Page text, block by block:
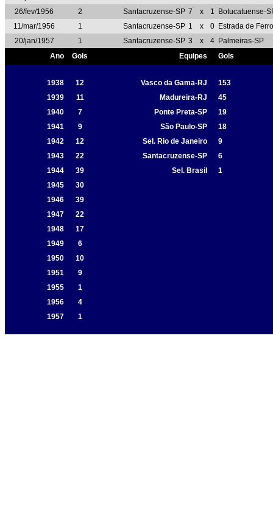
26/fev/1956
2 Santacruzense-SP 7 x 1
Botucatuense-
11/mar/1956
1 Santacruzense-SP 1 x 0 Estrada de
20/jan/1957
1 Santacruzense-SP 3 x 4 Palmeiras-SP
Ano
Gols Equipes Gols
1938 12 Vasco da Gama-RJ
153
1939
11 Madureira-RJ
45
1940
7 Ponte Preta-SP
19
1941
9 São Paulo-SP
18
1942
12 Sel. Rio de Janeiro
9
1943
22 Santacruzense-SP
6
1944
39 Sel. Brasil
1
1945
30
1946
39
1947
22
1948
17
1949
6
1950
10
1951
9
1955
1
1956
4
1957
1